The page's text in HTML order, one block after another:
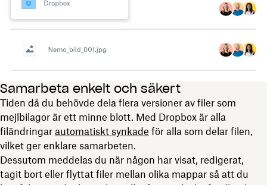
Samarbeta enkelt och säkert
Tiden då du behövde dela flera versioner av filer som
mejlbilagor är ett minne blott. Med Dropbox är alla
filändringar automatiskt synkade för alla som delar filen,
vilket ger enklare samarbeten.
Dessutom meddelas du när någon har visat, redigerat,
tagit bort eller flyttat filer mellan olika mappar så att du